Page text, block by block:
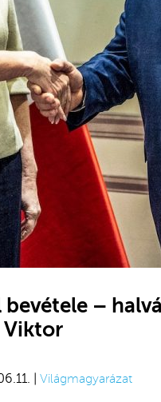
–
Viktor
| Világmagyarázat